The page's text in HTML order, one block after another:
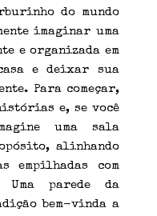
do mundo
imaginar uma
e organizada em
e deixar sua
Para começar,
e, se você
uma sala
alinhando
empilhadas com
parede da
bem-vinda a